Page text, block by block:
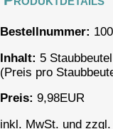
Bestellnummer:
Inhalt: 5 Staubbeutel
(Preis pro
Preis: 9,98EUR
inkl. MwSt. und